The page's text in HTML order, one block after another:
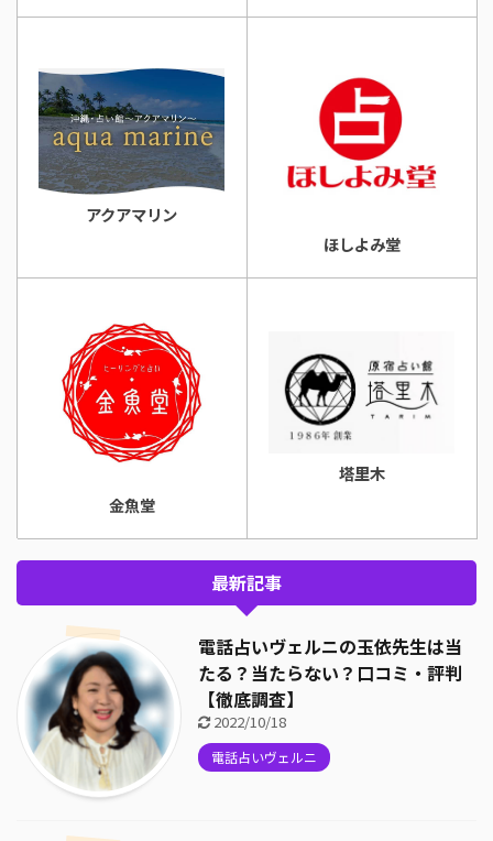
アクアマリン
ほしよみ堂
金魚堂
塔里木
最新記事
電話占いヴェルニの玉依先生は当
たる？当たらない？口コミ・評判
【徹底調査】
2022/10/18
電話占いヴェルニ